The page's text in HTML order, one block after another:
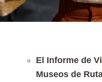
El Informe de
Museos de